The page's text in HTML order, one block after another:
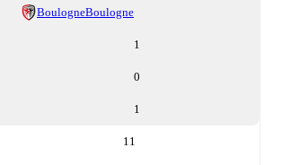
BoulogneBoulogne
1
0
1
11